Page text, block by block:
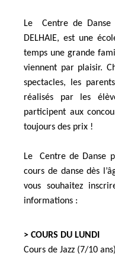
Le Centre de Danse
DELHAIE, est une
temps une grande
viennent par plaisir.
spectacles, les
réalisés par les
participent aux
toujours des prix !
Le Centre de Danse
cours de danse dès
vous souhaitez
informations :
> COURS DU LUNDI
Cours de Jazz (7/10